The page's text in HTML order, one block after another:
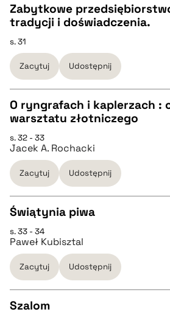
BIBTEX
CZYSTY TEKST
pobierz cytat
BIBTEX
pobierz cytat
Zabytkowe
tradycji i doświadczenia.
s. 31
Zacytuj Udostępnij
pobierz cytat
BIBTEX
pobierz cytat
O ryngrafach i kaplerzach :
warsztatu złotniczego
s. 32 - 33
Jacek A. Rochacki
Zacytuj Udostępnij
CZYSTY TEKST
pobierz cytat
BIBTEX
Świątynia piwa
s. 33 - 34
Paweł Kubisztal
Zacytuj Udostępnij
Szalom